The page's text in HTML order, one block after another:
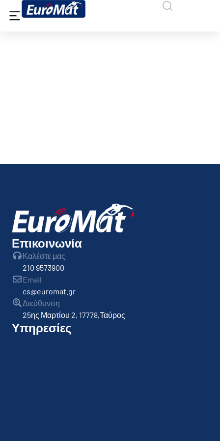
Επικοινωνία
Καλέστε μας
210 9573900
Email
cs@euromat.gr
Διεύθυνση
25ης Μαρτίου 2, 17778,Ταύρος
Υπηρεσίες